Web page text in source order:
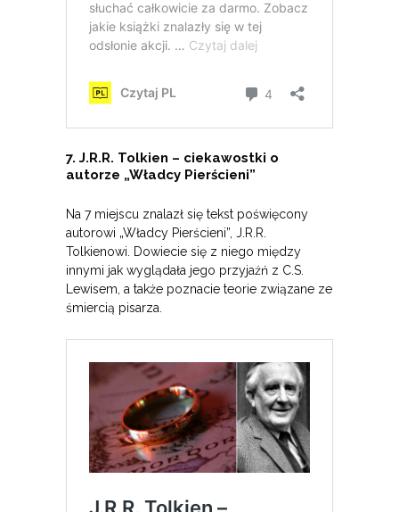
7. J.R.R. Tolkien – ciekawostki o
autorze „Władcy Pierścieni”
Na 7 miejscu znalazł się tekst poświęcony
autorowi „Władcy Pierścieni”, J.R.R.
Tolkienowi. Dowiecie się z niego między
innymi jak wyglądała jego przyjaźń z C.S.
Lewisem, a także poznacie teorie związane ze
śmiercią pisarza.